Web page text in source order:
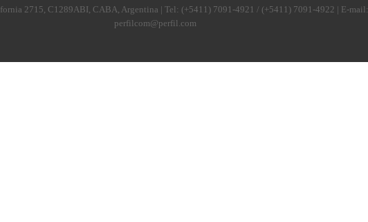
2715, C1289ABI, CABA, Argentina | Tel: (+5411) 7091-4921 / (+5411) 7091-4922 | E-mail:
perfilcom@perfil.com